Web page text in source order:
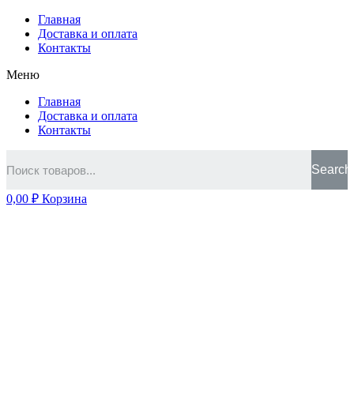
Главная
Доставка и оплата
Контакты
Меню
Главная
Доставка и оплата
Контакты
Search
0,00 ₽ Корзина